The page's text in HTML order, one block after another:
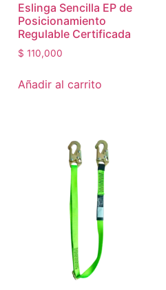
Eslinga Sencilla EP de
Posicionamiento
Regulable Certificada
$ 110,000
Añadir al carrito